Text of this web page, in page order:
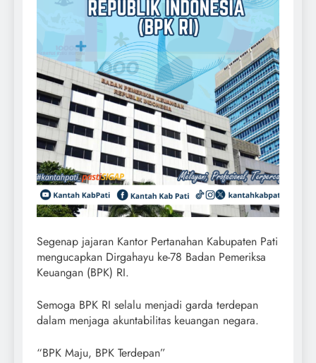
Segenap jajaran Kantor Pertanahan Kabupaten Pati
mengucapkan Dirgahayu ke-78 Badan Pemeriksa
Keuangan (BPK) RI.
Semoga BPK RI selalu menjadi garda terdepan
dalam menjaga akuntabilitas keuangan negara.
“BPK Maju, BPK Terdepan”